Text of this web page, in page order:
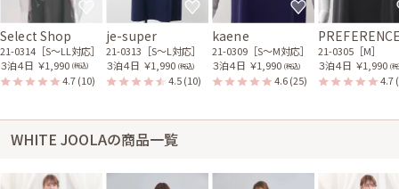
Select Shop
21-0314［S〜LL対応］
３泊４日 ￥1,990 (税込)
4.7(10)
je-super
21-0313［S〜L対応］
３泊４日 ￥1,990 (税込)
4.5(10)
kaene
21-0309［S〜M対応］
３泊４日 ￥1,990 (税込)
4.6(25)
21-0305［M］
３泊４日 ￥1,990 (
4.7
WHITE JOOLAの商品一覧